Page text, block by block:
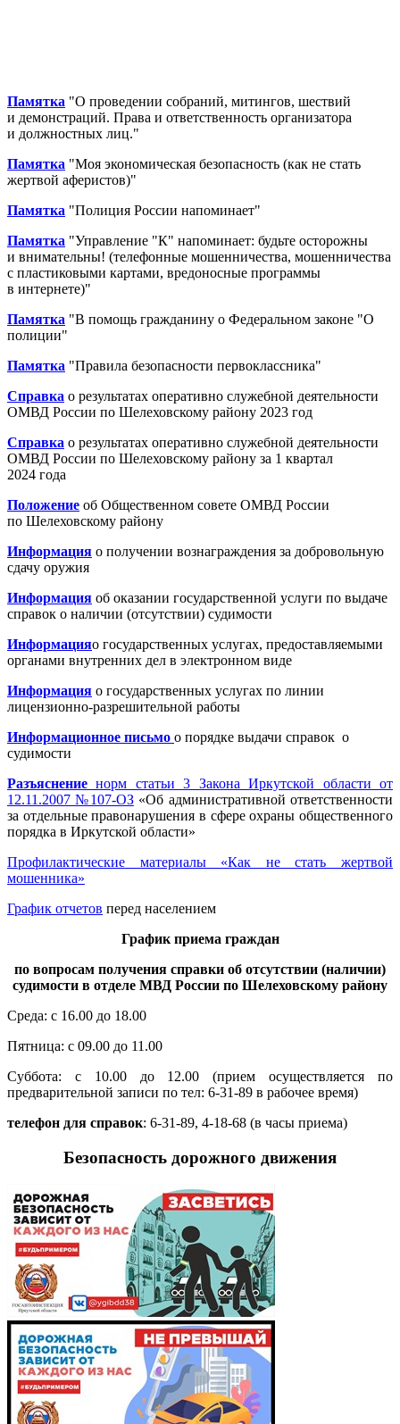
Памятка "О проведении собраний, митингов, шествий
и демонстраций. Права и ответственность организатора
и должностных лиц."
Памятка "Моя экономическая безопасность (как не стать
жертвой аферистов)"
Памятка "Полиция России напоминает"
Памятка "Управление "К" напоминает: будьте осторожны
и внимательны! (телефонные мошенничества, мошенничества
с пластиковыми картами, вредоносные программы
в интернете)"
Памятка "В помощь гражданину о Федеральном законе "О
полиции"
Памятка "Правила безопасности первоклассника"
Справка о результатах оперативно служебной деятельности
ОМВД России по Шелеховскому району 2023 год
Справка о результатах оперативно служебной деятельности
ОМВД России по Шелеховскому району за 1 квартал
2024 года
Положение об Общественном совете ОМВД России
по Шелеховскому району
Информация о получении вознаграждения за добровольную
сдачу оружия
Информация об оказании государственной услуги по выдаче
справок о наличии (отсутствии) судимости
Информацияо государственных услугах, предоставляемыми
органами внутренних дел в электронном виде
Информация о государственных услугах по линии
лицензионно-разрешительной работы
Информационное письмо о порядке выдачи справок о
судимости
Разъяснение норм статьи 3 Закона Иркутской области от
12.11.2007 №107-ОЗ«Об административной ответственности
за отдельные правонарушения в сфере охраны общественного
порядка в Иркутской области»
Профилактические материалы «Как не стать жертвой
мошенника»
График отчетов перед населением
График приема граждан
по вопросам получения справки об отсутствии (наличии)
судимости в отделе МВД России по Шелеховскому району
Среда: с 16.00 до 18.00
Пятница: с 09.00 до 11.00
Суббота: с 10.00 до 12.00 (прием осуществляется по
предварительной записи по тел: 6-31-89 в рабочее время)
телефон для справок: 6-31-89, 4-18-68 (в часы приема)
Безопасность дорожного движения